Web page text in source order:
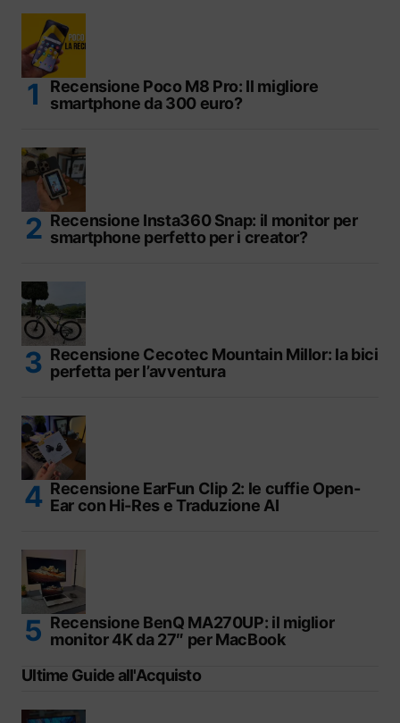
Recensione Poco M8 Pro: Il migliore
smartphone da 300 euro?
Recensione Insta360 Snap: il monitor per
smartphone perfetto per i creator?
Recensione Cecotec Mountain Millor: la bici
perfetta per l’avventura
Recensione EarFun Clip 2: le cuffie Open-
Ear con Hi-Res e Traduzione AI
Recensione BenQ MA270UP: il miglior
monitor 4K da 27″ per MacBook
Ultime Guide all'Acquisto